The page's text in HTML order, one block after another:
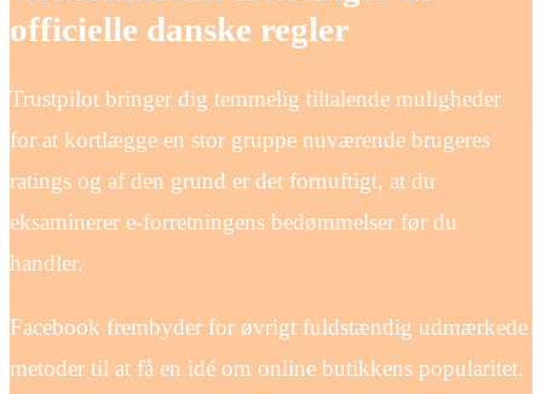
officielle danske regler
Trustpilot bringer dig temmelig tiltalende muligheder
for at kortlægge en stor gruppe nuværende brugeres
ratings og af den grund er det fornuftigt, at du
eksaminerer e-forretningens bedømmelser før du
handler.
Facebook frembyder for øvrigt fuldstændig udmærkede
metoder til at få en idé om online butikkens popularitet.